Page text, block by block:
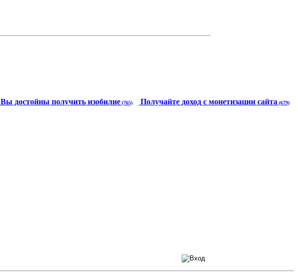
Вы достойны получить изобилие (765) Получайте доход с монетизации сайта (679)